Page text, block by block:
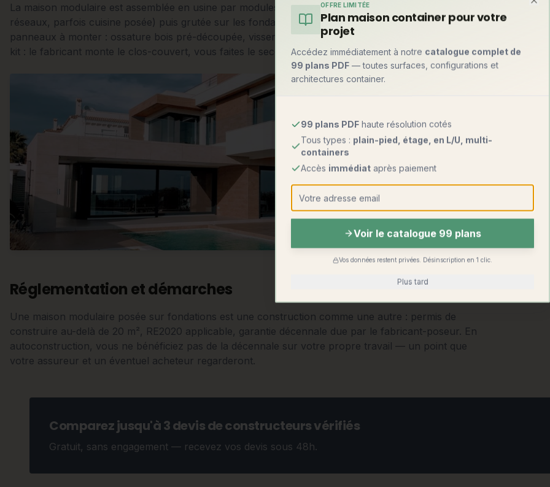
La maison modulaire est assemblée en usine par modules tridimensionnels complets (murs, sols,
réseaux, parfois cuisine posée) puis grutée sur les fondations. La maison en kit, elle, est livrée en
panneaux à monter : ossature bois pré-découpée, visserie et plans fournis. Entre les deux, le semi-
kit : le fabricant monte le clos-couvert, vous faites le second œuvre.
Réglementation et démarches
Une maison modulaire posée sur fondations est une construction comme une autre : permis de
construire au-delà de 20 m², RE2020 applicable, garantie décennale due par le fabricant-poseur. En
autoconstruction, vous ne bénéficiez pas de la décennale sur votre propre travail — un point que
votre assureur et un éventuel acheteur regarderont.
Comparez jusqu'à 3 devis de constructeurs vérifiés
Gratuit, sans engagement — recevez vos devis sous 48h.
OFFRE LIMITÉE
Plan maison container pour votre
projet
Accédez immédiatement à notre catalogue complet de
99 plans PDF — toutes surfaces, configurations et
architectures container.
99 plans PDF haute résolution cotés
Tous types : plain-pied, étage, en L/U, multi-
containers
Accès immédiat après paiement
Voir le catalogue 99 plans
Vos données restent privées. Désinscription en 1 clic.
Plus tard